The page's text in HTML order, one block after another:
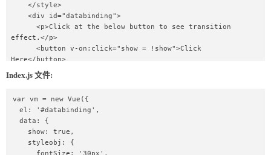
effect.</p>
Here</button>
        <p v-show="show" v-bind:style="styleobj">This is a
      </transition>
    </div>
    <script src="index.js"></script>
</html>
Index.js 文件:
var vm = new Vue({